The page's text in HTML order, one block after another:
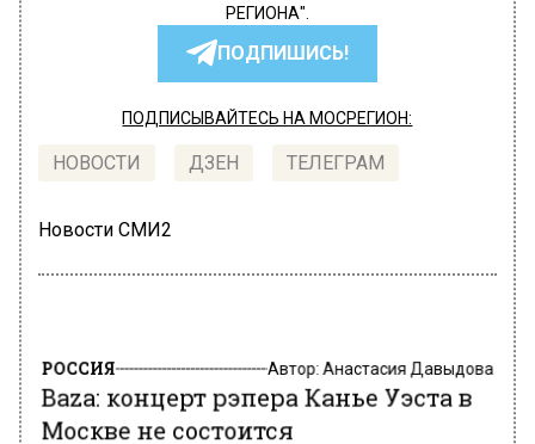
РЕГИОНА".
ПОДПИШИСЬ!
ПОДПИСЫВАЙТЕСЬ НА МОСРЕГИОН:
НОВОСТИ ДЗЕН ТЕЛЕГРАМ
Новости СМИ2
Baza: концерт рэпера Канье Уэста в
Москве не состоится